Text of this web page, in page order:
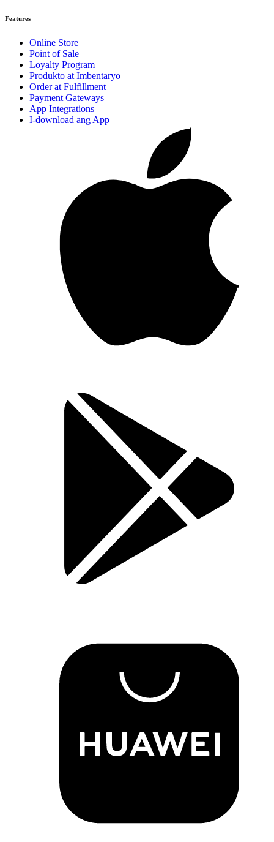
Features
Online Store
Point of Sale
Loyalty Program
Produkto at Imbentaryo
Order at Fulfillment
Payment Gateways
App Integrations
I-download ang App